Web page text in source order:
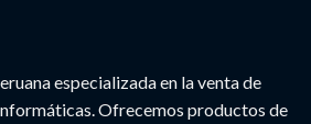
especializada en la venta de
Ofrecemos productos de